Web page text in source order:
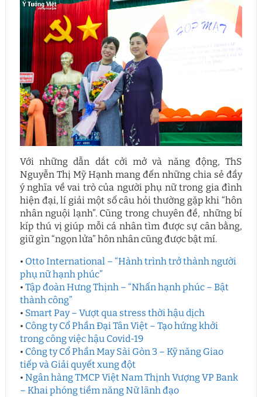
Với những dẫn dắt cởi mở và năng động, ThS
Nguyễn Thị Mỹ Hạnh mang đến những chia sẻ đầy
ý nghĩa về vai trò của người phụ nữ trong gia đình
hiện đại, lí giải một số câu hỏi thường gặp khi “hôn
nhân nguội lạnh”. Cũng trong chuyên đề, những bí
kíp thú vị giúp mỗi cá nhân tìm được sự cân bằng,
giữ gìn “ngọn lửa” hôn nhân cũng được bật mí.
• Otto International – “Hành trình trở thành người
phụ nữ hạnh phúc”
• Tập đoàn Hưng Thịnh – “Nhấn hạnh phúc – Bật
thành công”
• Smart Pay – Vượt qua stress thời hậu dịch
• Công ty Cổ Phần Đại Tân Việt – Tạo hứng khởi
trong công việc hậu Covid-19
• Công ty Cổ Phần May Sài Gòn 3 – Kỹ năng Giao
tiếp và Giải quyết xung đột
• Ngân hàng TMCP Việt Nam Thịnh Vượng VP Bank
– Khai phóng tiềm năng Nữ lãnh đạo